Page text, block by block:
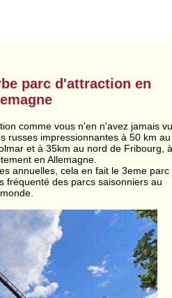
parc d'attraction en
comme vous n'en n'avez jamais vu
russes impressionnantes à 50 km au
et à 35km au nord de Fribourg, à
en Allemagne.
annuelles, cela en fait le 3eme parc
fréquenté des parcs saisonniers au
monde.